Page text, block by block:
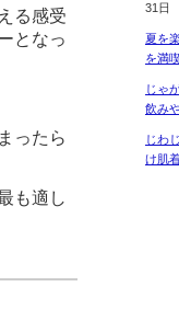
る感受
となっ
ったら
も適し
31日
夏を
を満
じゃ
飲み
じわ
け肌